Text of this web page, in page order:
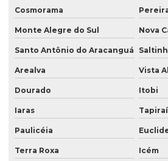
Cosmorama
Monte Alegre do Sul Nova
Santo Antônio do Aracanguá
Arealva Vista
Dourado Itobi
Iaras Tapiraí
Paulicéia
Terra Roxa Icém